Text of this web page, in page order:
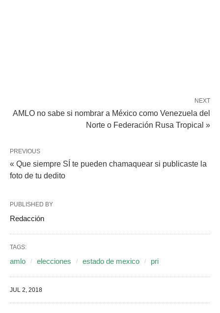
NEXT
AMLO no sabe si nombrar a México como Venezuela del
Norte o Federación Rusa Tropical »
PREVIOUS
« Que siempre SÍ te pueden chamaquear si publicaste la
foto de tu dedito
PUBLISHED BY
Redacción
TAGS:
amlo elecciones estado de mexico pri
JUL 2, 2018